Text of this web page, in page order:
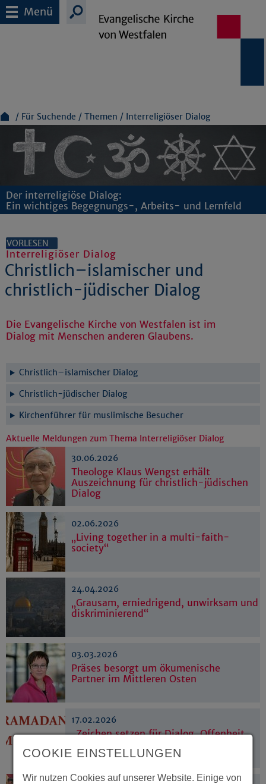
Menü
Für Suchende Themen Interreligiöser Dialog
Der interreligiöse Dialog:
Ein wichtiges Begegnungs-, Arbeits- und Lernfeld
VORLESEN
Interreligiöser Dialog
Christlich–islamischer und
christlich-jüdischer Dialog
Die Evangelische Kirche von Westfalen ist im
Dialog mit Menschen anderen Glaubens.
Christlich–islamischer Dialog
Christlich-jüdischer Dialog
Kirchenführer für muslimische Besucher
Aktuelle Meldungen zum Thema Interreligiöser Dialog
30.06.2026
Theologe Klaus Wengst erhält
Auszeichnung für christlich-jüdischen
Dialog
02.06.2026
„Living together in a multi-faith-
society“
24.04.2026
„Grausam, erniedrigend, unwirksam und
diskriminierend“
03.03.2026
Präses besorgt um ökumenische
Partner im Mittleren Osten
17.02.2026
„Zeichen setzen für Dialog, Offenheit
COOKIE EINSTELLUNGEN
Wir nutzen Cookies auf unserer Website. Einige von